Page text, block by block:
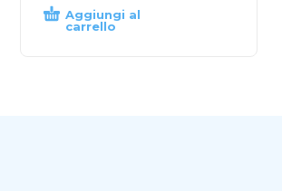
Aggiungi al
carrello